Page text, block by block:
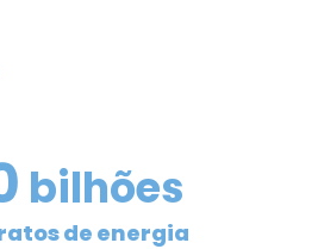
bilhões
de energia